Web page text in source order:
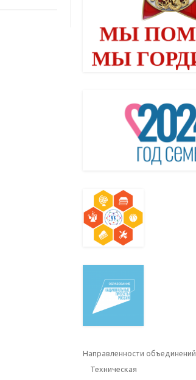
Направленности объединений
Техническая